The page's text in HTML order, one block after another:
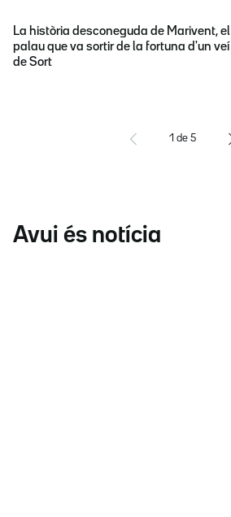
La història desconeguda de Marivent, el
palau que va sortir de la fortuna d'un veí
de Sort
1 de 5
Avui és notícia